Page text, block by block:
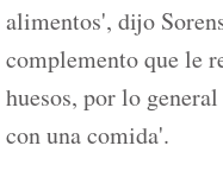
alimentos', dijo
complemento que le
huesos, por lo
con una comida'.